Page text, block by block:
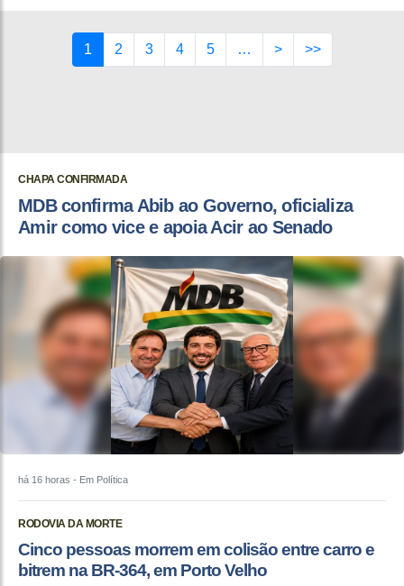
1 2 3 4 5 … > >>
CHAPA CONFIRMADA
MDB confirma Abib ao Governo, oficializa
Amir como vice e apoia Acir ao Senado
há 16 horas - Em Política
RODOVIA DA MORTE
Cinco pessoas morrem em colisão entre carro e
bitrem na BR-364, em Porto Velho